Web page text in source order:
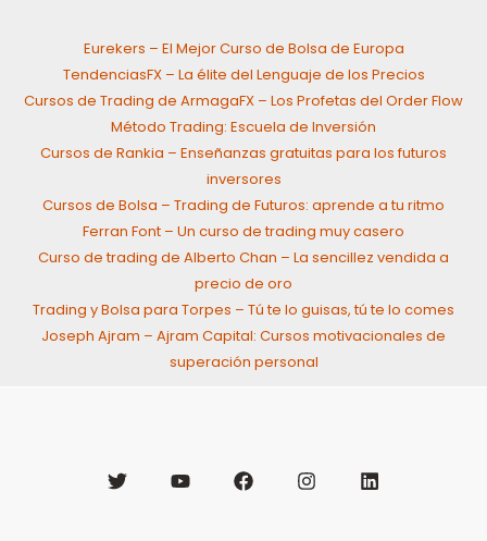
Eurekers – El Mejor Curso de Bolsa de Europa
TendenciasFX – La élite del Lenguaje de los Precios
Cursos de Trading de ArmagaFX – Los Profetas del Order Flow
Método Trading: Escuela de Inversión
Cursos de Rankia – Enseñanzas gratuitas para los futuros
inversores
Cursos de Bolsa – Trading de Futuros: aprende a tu ritmo
Ferran Font – Un curso de trading muy casero
Curso de trading de Alberto Chan – La sencillez vendida a
precio de oro
Trading y Bolsa para Torpes – Tú te lo guisas, tú te lo comes
Joseph Ajram – Ajram Capital: Cursos motivacionales de
superación personal